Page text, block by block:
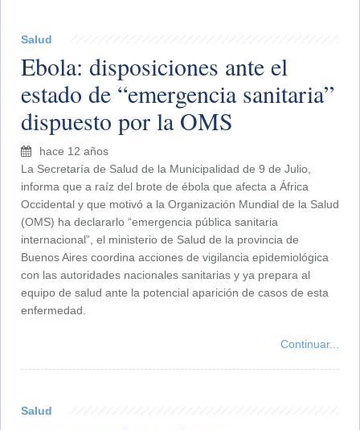
Salud
Ebola: disposiciones ante el
estado de “emergencia sanitaria”
dispuesto por la OMS
hace 12 años
La Secretaría de Salud de la Municipalidad de 9 de Julio,
informa que a raíz del brote de ébola que afecta a África
Occidental y que motivó a la Organización Mundial de la Salud
(OMS) ha declararlo “emergencia pública sanitaria
internacional”, el ministerio de Salud de la provincia de
Buenos Aires coordina acciones de vigilancia epidemiológica
con las autoridades nacionales sanitarias y ya prepara al
equipo de salud ante la potencial aparición de casos de esta
enfermedad.
Continuar...
Salud